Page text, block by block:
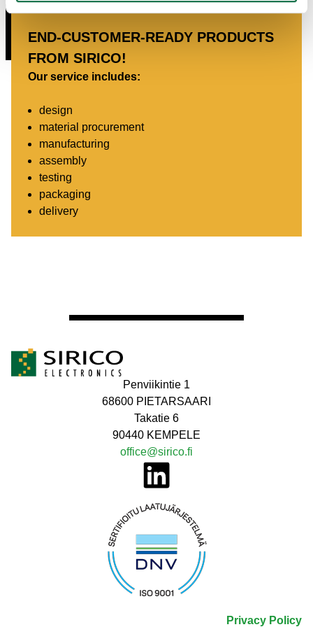
END-CUSTOMER-READY PRODUCTS
FROM SIRICO!
Our service includes:
design
material procurement
manufacturing
assembly
testing
packaging
delivery
Penviikintie 1
68600 PIETARSAARI
Takatie 6
90440 KEMPELE
office@sirico.fi
Privacy Policy